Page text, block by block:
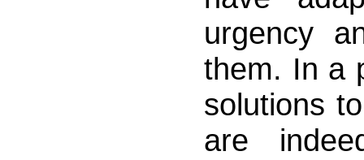
urgency
them. In a
solutions
are